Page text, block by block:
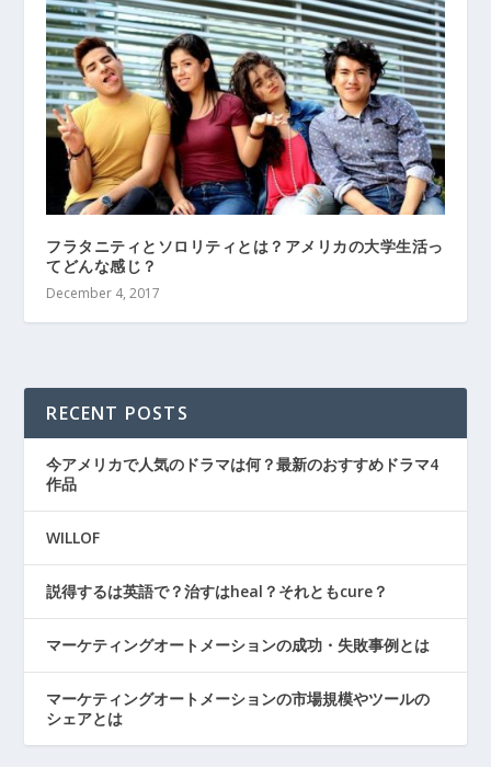
フラタニティとソロリティとは？アメリカの大学生活っ
てどんな感じ？
December 4, 2017
RECENT POSTS
今アメリカで人気のドラマは何？最新のおすすめドラマ4
作品
WILLOF
説得するは英語で？治すはheal？それともcure？
マーケティングオートメーションの成功・失敗事例とは
マーケティングオートメーションの市場規模やツールの
シェアとは